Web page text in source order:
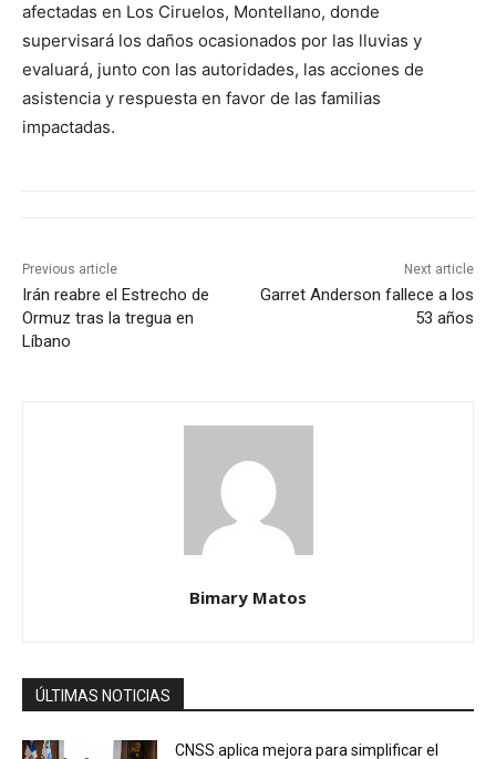
afectadas en Los Ciruelos, Montellano, donde
supervisará los daños ocasionados por las lluvias y
evaluará, junto con las autoridades, las acciones de
asistencia y respuesta en favor de las familias
impactadas.
Previous article
Irán reabre el Estrecho de
Ormuz tras la tregua en
Líbano
Next article
Garret Anderson fallece a los
53 años
Bimary Matos
ÚLTIMAS NOTICIAS
CNSS aplica mejora para simplificar el